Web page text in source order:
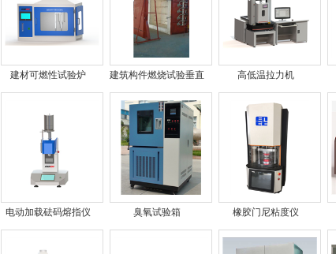
建材可燃性试验炉
建筑构件燃烧试验垂直
炉
高低温拉力机
电动加载砝码熔指仪 臭氧试验箱 橡胶门尼粘度仪